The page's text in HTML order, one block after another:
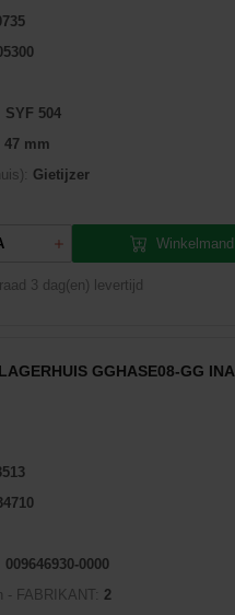
SYF 504
47 mm
Gietijzer
Winkelmand
3 dag(en) levertijd
GGHASE08-GG INA
009646930-0000
- FABRIKANT: 2